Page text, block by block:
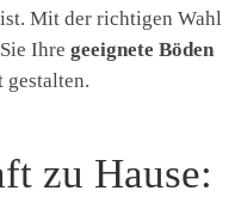
Mit der richtigen Wahl
Ihre geeignete Böden
gestalten.
zu Hause: